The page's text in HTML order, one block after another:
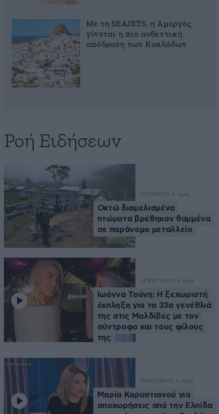
Με τη SEAJETS, η Αμοργός
γίνεται η πιο αυθεντική
απόδραση των Κυκλάδων
Ροή Ειδήσεων
ΚΟΣΜΟΣ5 λ. πριν
Οκτώ διαμελισμένα
πτώματα βρέθηκαν θαμμένα
σε παράνομο μεταλλείο
LIFESTYLE 11 λ. πριν
Ιωάννα Τούνη: Η ξεχωριστή
έκπληξη για τα 33α γενέθλιά
της στις Μαλδίβες με τον
σύντροφο και τους φίλους
της
ΠΟΛΙΤΙΚΗ 13 λ. πριν
Μαρία Καρυστιανού για
αποχωρήσεις από την Ελπίδα